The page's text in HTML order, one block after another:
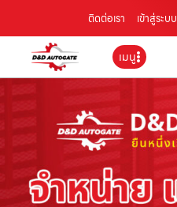
ติดต่อเรา เข้าสู่ระบบ
เมนู